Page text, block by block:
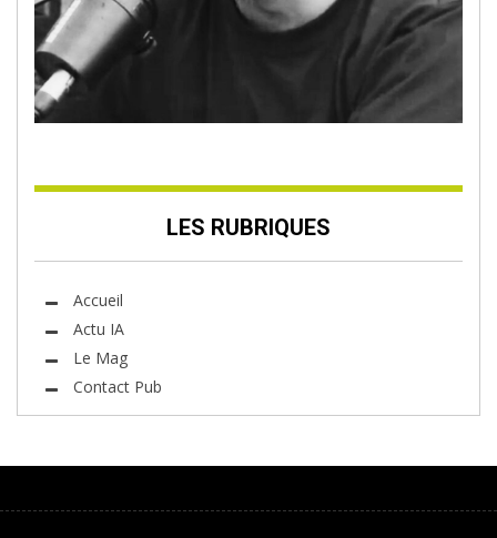
LES RUBRIQUES
Accueil
Actu IA
Le Mag
Contact Pub